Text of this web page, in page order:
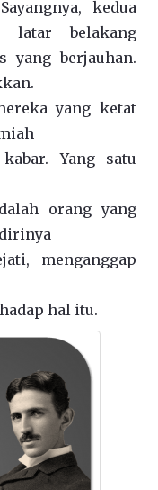
kedua
latar belakang
yang berjauhan.
yang ketat
Yang satu
orang yang
menganggap
hal itu.